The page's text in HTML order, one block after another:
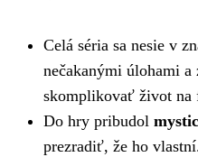
Celá séria sa nesie v
nečakanými úlohami
skomplikovať život na
Do hry pribudol
prezradiť, že ho